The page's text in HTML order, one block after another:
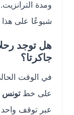
ومدة الترانزيت.
شيوعًا على هذا
هل توجد رحلات
جاكرتا؟
في الوقت الحالي،
على خط تونس –
عبر توقف واحد أو